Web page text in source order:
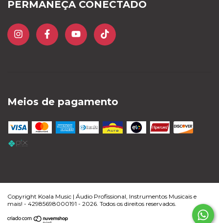
PERMANEÇA CONECTADO
Meios de pagamento
Copyright Koala Music | Áudio Profissional, Instrumentos Musicais e
mais! - 42985698000191 - 2026. Todos os direitos reservados.